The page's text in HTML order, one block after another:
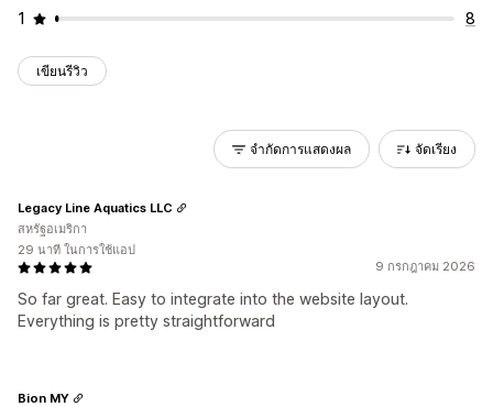
1
8
เขียนรีวิว
จำกัดการแสดงผล จัดเรียง
9 กรกฎาคม 2026
So far great. Easy to integrate into the website layout.
Everything is pretty straightforward
Legacy Line Aquatics LLC
สหรัฐอเมริกา
29 นาที ในการใช้แอป
Bion MY